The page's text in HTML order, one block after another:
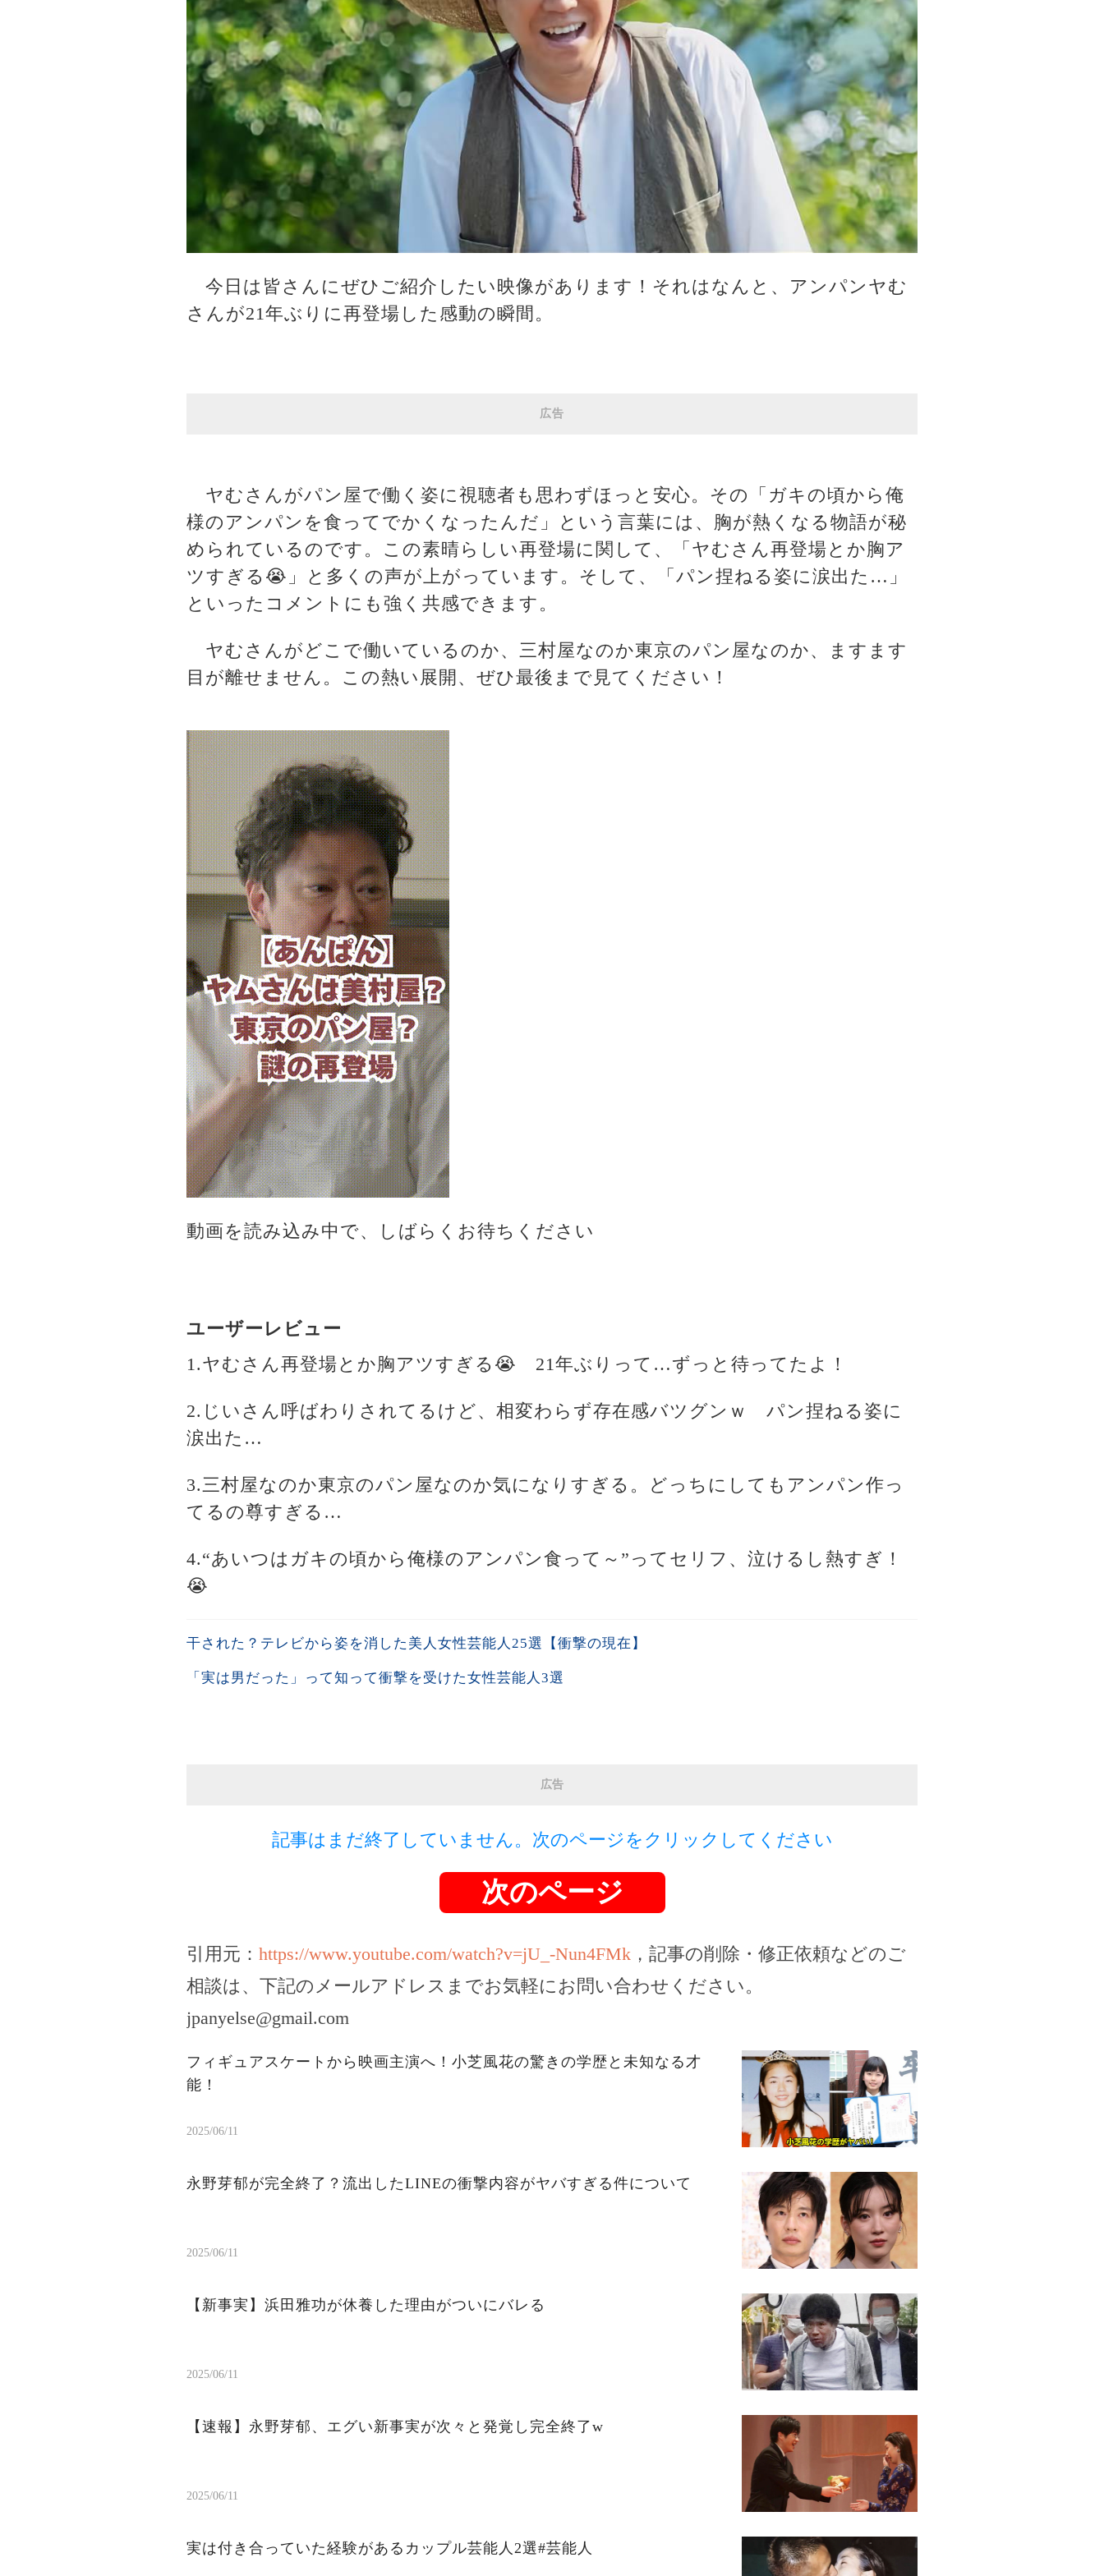
今日は皆さんにぜひご紹介したい映像があります！それはなんと、アンパンヤむ
さんが21年ぶりに再登場した感動の瞬間。
広告
ヤむさんがパン屋で働く姿に視聴者も思わずほっと安心。その「ガキの頃から俺
様のアンパンを食ってでかくなったんだ」という言葉には、胸が熱くなる物語が秘
められているのです。この素晴らしい再登場に関して、「ヤむさん再登場とか胸ア
ツすぎる😭」と多くの声が上がっています。そして、「パン捏ねる姿に涙出た…」
といったコメントにも強く共感できます。
ヤむさんがどこで働いているのか、三村屋なのか東京のパン屋なのか、ますます
目が離せません。この熱い展開、ぜひ最後まで見てください！
動画を読み込み中で、しばらくお待ちください
ユーザーレビュー
1.ヤむさん再登場とか胸アツすぎる😭 21年ぶりって…ずっと待ってたよ！
2.じいさん呼ばわりされてるけど、相変わらず存在感バツグンｗ パン捏ねる姿に
涙出た…
3.三村屋なのか東京のパン屋なのか気になりすぎる。どっちにしてもアンパン作っ
てるの尊すぎる…
4.“あいつはガキの頃から俺様のアンパン食って～”ってセリフ、泣けるし熱すぎ！
😭
干された？テレビから姿を消した美人女性芸能人25選【衝撃の現在】
「実は男だった」って知って衝撃を受けた女性芸能人3選
広告
記事はまだ終了していません。次のページをクリックしてください
次のページ
引用元： https://www.youtube.com/watch?v=jU_-Nun4FMk ，記事の削除・修正依頼などのご
相談は、下記のメールアドレスまでお気軽にお問い合わせください。
jpanyelse@gmail.com
フィギュアスケートから映画主演へ！小芝風花の驚きの学歴と未知なる才
能！
2025/06/11
永野芽郁が完全終了？流出したLINEの衝撃内容がヤバすぎる件について
2025/06/11
【新事実】浜田雅功が休養した理由がついにバレる
2025/06/11
【速報】永野芽郁、エグい新事実が次々と発覚し完全終了w
2025/06/11
実は付き合っていた経験があるカップル芸能人2選#芸能人